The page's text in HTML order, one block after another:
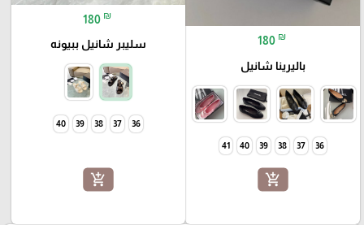
180 ₪
باليرينا شانيل
36
37
38
39
40
41
add_shopping_cart
180 ₪
سليبر شانيل ببيونه
36
37
38
39
40
add_shopping_cart